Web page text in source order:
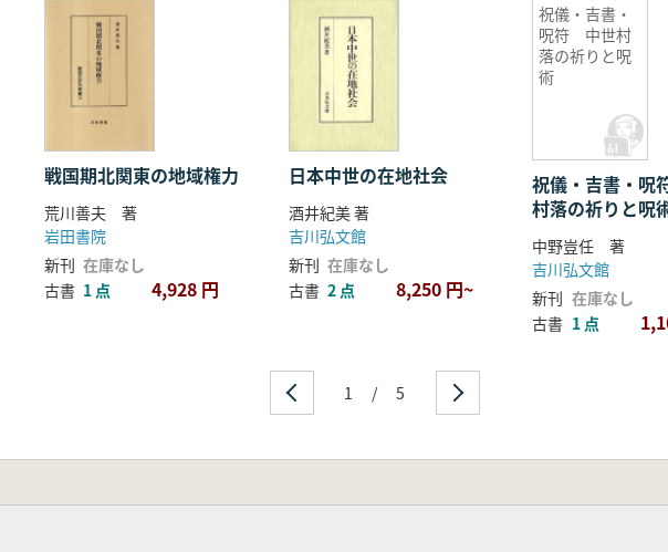
戦国期北関東の地域権力
荒川善夫 著
岩田書院
新刊 在庫なし
古書 1 点 4,928 円
日本中世の在地社会
酒井紀美 著
吉川弘文館
新刊 在庫なし
古書 2 点 8,250 円~
祝儀・吉書・
呪符 中世村
落の祈りと呪
術
祝儀・吉書・
村落の祈りと呪
中野豈任 著
吉川弘文館
新刊 在庫なし
古書 1 点
1 / 5